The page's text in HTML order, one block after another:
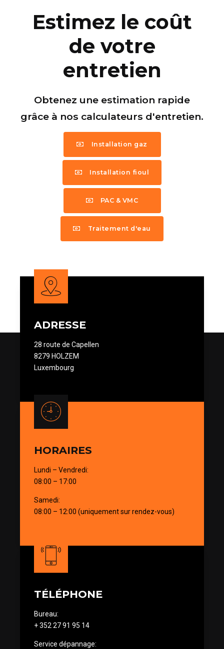
Estimez le coût
de votre
entretien
Obtenez une estimation rapide
grâce à nos calculateurs d'entretien.
Installation gaz
Installation fioul
PAC & VMC
Traitement d'eau
ADRESSE
28 route de Capellen
8279 HOLZEM
Luxembourg
HORAIRES
Lundi – Vendredi:
08:00 – 17:00
Samedi:
08:00 – 12:00 (uniquement sur rendez-vous)
TÉLÉPHONE
Bureau:
+ 352 27 91 95 14
Service dépannage: